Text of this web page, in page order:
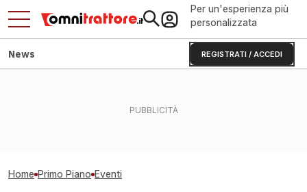
Per un'esperienza più
personalizzata
REGISTRATI / ACCEDI
News
Home Primo Piano Eventi